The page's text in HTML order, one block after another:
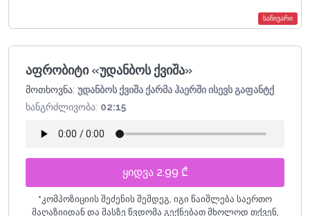
საჩივარი
აფრობიტი «უდანბოს ქვიშა»
მოთხოვნა: უდანბოს ქვიშა ქარმა ჰაერში ისევს გაფანტქ
ხანგრძლივობა: 02:15
ყიდვა 2.99 ₾
*კომპოზიციის შეძენის შემდეგ, იგი წაიშლება საერთო
მაღაზიიდან და მასზე წვდომა გექნებათ მხოლოდ თქვენ,